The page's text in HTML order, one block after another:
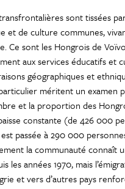
sont tissées
et de culture communes,
Ce sont les Hongrois de
aux services éducatifs et
géographiques et
méritent un examen
et la proportion des
constante (de 426 000
passée à 290 000
la communauté connaît
les années 1970, mais
et vers d’autres pays